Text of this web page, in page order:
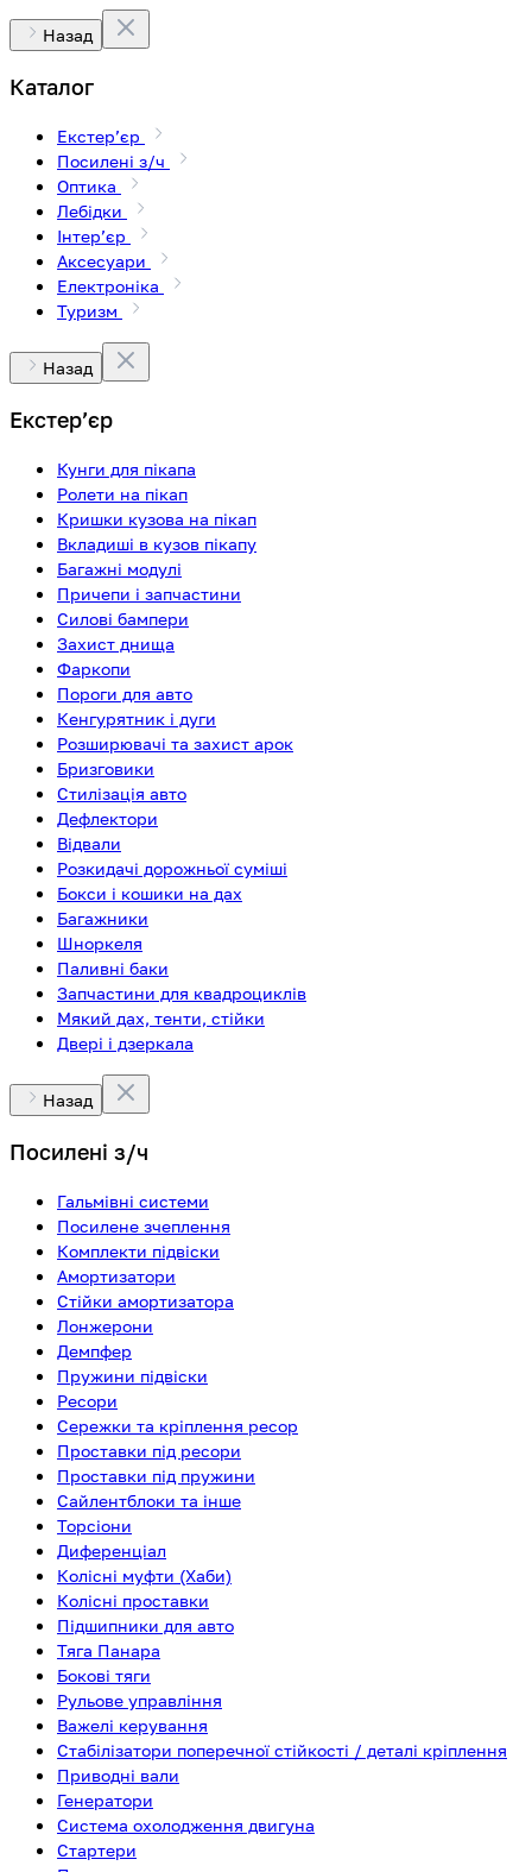
Назад
Каталог
Екстерʼєр
Посилені з/ч
Оптика
Лебідки
Інтерʼєр
Аксесуари
Електроніка
Туризм
Назад
Екстерʼєр
Кунги для пікапа
Ролети на пікап
Кришки кузова на пікап
Вкладиші в кузов пікапу
Багажні модулі
Причепи і запчастини
Силові бампери
Захист днища
Фаркопи
Пороги для авто
Кенгурятник і дуги
Розширювачі та захист арок
Бризговики
Стилізація авто
Дефлектори
Відвали
Розкидачі дорожньої суміші
Бокси і кошики на дах
Багажники
Шноркеля
Паливні баки
Запчастини для квадроциклів
Мякий дах, тенти, стійки
Двері і дзеркала
Назад
Посилені з/ч
Гальмівні системи
Посилене зчеплення
Комплекти підвіски
Амортизатори
Стійки амортизатора
Лонжерони
Демпфер
Пружини підвіски
Ресори
Сережки та кріплення ресор
Проставки під ресори
Проставки під пружини
Сайлентблоки та інше
Торсіони
Диференціал
Колісні муфти (Хаби)
Колісні проставки
Підшипники для авто
Тяга Панара
Бокові тяги
Рульове управління
Важелі керування
Стабілізатори поперечної стійкості / деталі кріплення
Приводні вали
Генератори
Система охолодження двигуна
Стартери